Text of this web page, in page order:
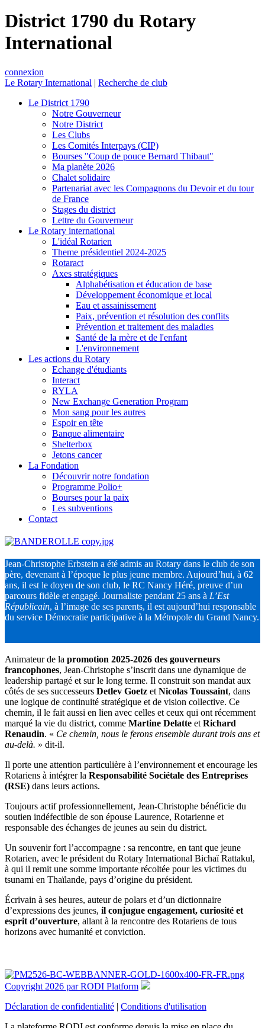
District 1790 du Rotary
International
connexion
Le Rotary International | Recherche de club
Le District 1790
Notre Gouverneur
Notre District
Les Clubs
Les Comités Interpays (CIP)
Bourses "Coup de pouce Bernard Thibaut"
Ma planète 2026
Chalet solidaire
Partenariat avec les Compagnons du Devoir et du tour
de France
Stages du district
Lettre du Gouverneur
Le Rotary international
L'idéal Rotarien
Theme présidentiel 2024-2025
Rotaract
Axes stratégiques
Alphabétisation et éducation de base
Développement économique et local
Eau et assainissement
Paix, prévention et résolution des conflits
Prévention et traitement des maladies
Santé de la mère et de l'enfant
L'environnement
Les actions du Rotary
Echange d'étudiants
Interact
RYLA
New Exchange Generation Program
Mon sang pour les autres
Espoir en tête
Banque alimentaire
Shelterbox
Jetons cancer
La Fondation
Découvrir notre fondation
Programme Polio+
Bourses pour la paix
Les subventions
Contact
Jean-Christophe Erbstein a été admis au Rotary dans le club de son
père, devenant à l’époque le plus jeune membre. Aujourd’hui, à 62
ans, il est le doyen de son club, le RC Nancy Héré, preuve d’un
parcours fidèle et engagé. Journaliste pendant 25 ans à L’Est
Républicain, à l’image de ses parents, il est aujourd’hui responsable
du service Démocratie participative à la Métropole du Grand Nancy.
Animateur de la promotion 2025-2026 des gouverneurs
francophones, Jean-Christophe s’inscrit dans une dynamique de
leadership partagé et sur le long terme. Il construit son mandat aux
côtés de ses successeurs Detlev Goetz etNicolas Toussaint, dans
une logique de continuité stratégique et de vision collective. Ce
chemin, il le fait aussi en lien avec celles et ceux qui ont récemment
marqué la vie du district, comme Martine Delatte etRichard
Renaudin. « Ce chemin, nous le ferons ensemble durant trois ans et
au-delà. » dit-il.
Il porte une attention particulière à l’environnement et encourage les
Rotariens à intégrer la Responsabilité Sociétale des Entreprises
(RSE) dans leurs actions.
Toujours actif professionnellement, Jean-Christophe bénéficie du
soutien indéfectible de son épouse Laurence, Rotarienne et
responsable des échanges de jeunes au sein du district.
Un souvenir fort l’accompagne : sa rencontre, en tant que jeune
Rotarien, avec le président du Rotary International Bichaï Rattakul,
à qui il remit une somme importante récoltée pour les victimes du
tsunami en Thaïlande, pays d’origine du président.
Écrivain à ses heures, auteur de polars et d’un dictionnaire
d’expressions des jeunes, il conjugue engagement, curiosité et
esprit d’ouverture, allant à la rencontre des Rotariens de tous
horizons avec humanité et conviction.
Copyright 2026 par RODI Platform
Déclaration de confidentialité | Conditions d'utilisation